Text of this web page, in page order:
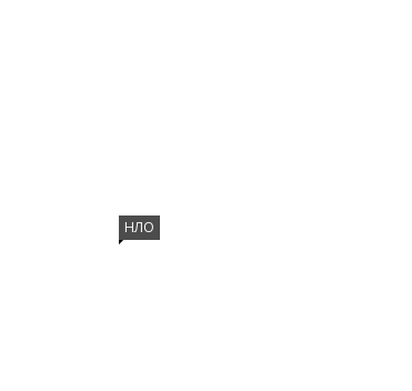
НЛО